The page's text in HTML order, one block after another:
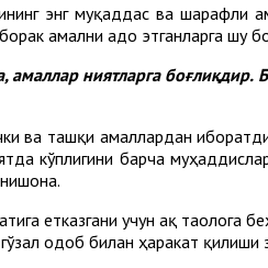
энг муқаддас ва шарафли
амални адо этганларга шу
амаллар ниятларга боғлиқдир.
ва ташқи амаллардан
кўплигини барча
етказгани учун Ҳақ
одоб билан ҳаракат қилиши